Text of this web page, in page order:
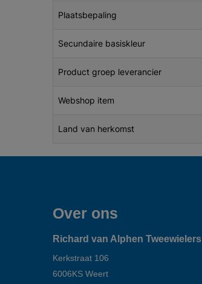
Plaatsbepaling
Secundaire basiskleur
Product groep leverancier
Webshop item
Land van herkomst
Over ons
Richard van Alphen Tweewielers
Kerkstraat 106
6006KS Weert